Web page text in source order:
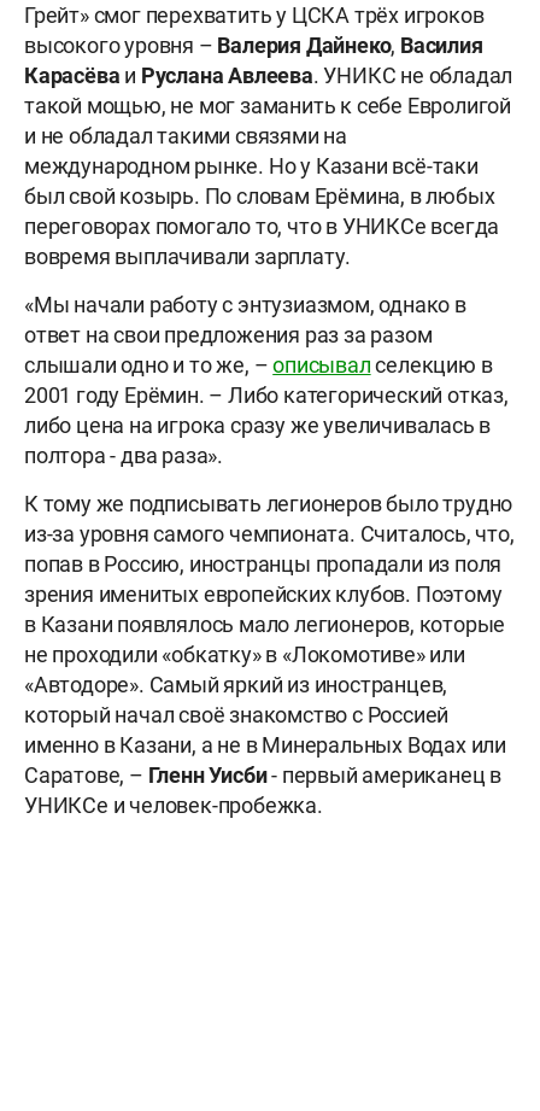
Грейт» смог перехватить у ЦСКА трёх игроков
высокого уровня – Валерия Дайнеко, Василия
Карасёва и Руслана Авлеева. УНИКС не обладал
такой мощью, не мог заманить к себе Евролигой
и не обладал такими связями на
международном рынке. Но у Казани всё-таки
был свой козырь. По словам Ерёмина, в любых
переговорах помогало то, что в УНИКСе всегда
вовремя выплачивали зарплату.
«Мы начали работу с энтузиазмом, однако в
ответ на свои предложения раз за разом
слышали одно и то же, –описывалселекцию в
2001 году Ерёмин. – Либо категорический отказ,
либо цена на игрока сразу же увеличивалась в
полтора - два раза».
К тому же подписывать легионеров было трудно
из-за уровня самого чемпионата. Считалось, что,
попав в Россию, иностранцы пропадали из поля
зрения именитых европейских клубов. Поэтому
в Казани появлялось мало легионеров, которые
не проходили «обкатку» в «Локомотиве» или
«Автодоре». Самый яркий из иностранцев,
который начал своё знакомство с Россией
именно в Казани, а не в Минеральных Водах или
Саратове, – Гленн Уисби- первый американец в
УНИКСе и человек-пробежка.